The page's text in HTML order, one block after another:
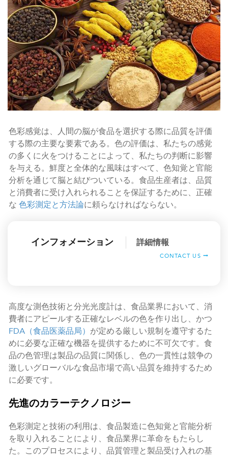
色彩感覚は、人間の脳が食品を選択する際に品質を評価
する際の主要な要素である。色の評価は、私たちの感覚
の多くに火をつけることによって、私たちの判断に影響
を与える。鮮度と全体的な風味はすべて、色知覚と官能
分析を通じて脳と結びついている。食品生産者は、品質
と消費者に受け入れられることを保証するために、正確
な 色彩測定と方法論に頼らなければならない。
インフォメーション 詳細情報
CONTACT US
高度な測色技術と分光光度計は、食品業界において、消
費者にアピールする正確なレベルの色を作り出し、かつ
FDA（食品医薬品局） が定める厳しい規制を遵守するた
めに必要な正確な機器を提供するために不可欠です。食
品の色管理は製品の品質に関係し、色の一貫性は競争の
激しいグローバルな食品市場で高い品質を維持するため
に必要です。
先進のカラーテクノロジー
色彩測定と技術の利用は、食品製造に色知覚と官能分析
を取り入れることにより、食品業界に革命をもたらし
た。このプロセスにより、品質管理と製品受け入れの基